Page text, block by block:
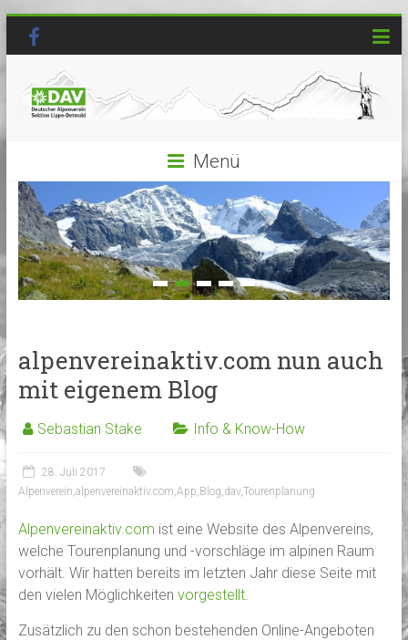
Menü
alpenvereinaktiv.com nun auch
mit eigenem Blog
Sebastian Stake Info & Know-How
28. Juli 2017
Alpenverein alpenvereinaktiv.com App Blog dav,Tourenplanung
Alpenvereinaktiv.com ist eine Website des Alpenvereins,
welche Tourenplanung und -vorschläge im alpinen Raum
vorhält. Wir hatten bereits im letzten Jahr diese Seite mit
den vielen Möglichkeiten vorgestellt.
Zusätzlich zu den schon bestehenden Online-Angeboten